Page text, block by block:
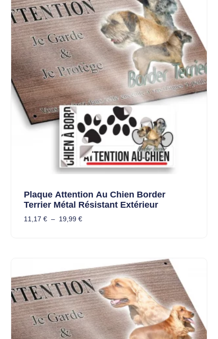
Plaque Attention Au Chien Border
Terrier Métal Résistant Extérieur
11,17 € – 19,99 €